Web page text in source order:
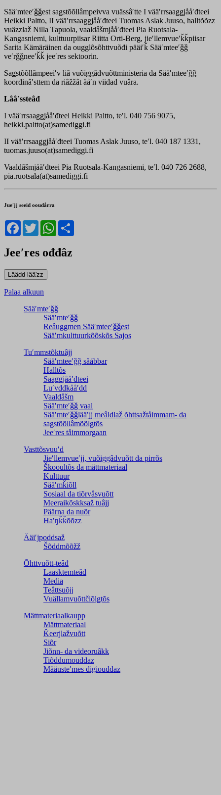
Sääʹmteeʹǧǧest saǥstõõllâmpeivva vuässâʹtte I vääʹrrsaaǥǥjååʹđteei
Heikki Paltto, II vääʹrrsaaǥǥjååʹđteei Tuomas Aslak Juuso, halltõõzz
vuäzzlaž Nilla Tapuola, vaaldâšmjååʹđteei Pia Ruotsala-
Kangasniemi, kulttuurpiisar Riitta Orti-Berg, jieʹllemvueʹǩǩpiisar
Sarita Kämäräinen da ougglõsõhttvuõđi pääiʹǩ Sääʹmteeʹǧǧ
veʹrǧǧneeʹǩǩ jeeʹres sektoorin.
Saǥstõõllâmpeeiʹv liâ vuõiggâdvuõttministeria da Sääʹmteeʹǧǧ
koordinâʹsttem da riâžžât ååʹn viiđad vuâra.
Lââʹssteâđ
I vääʹrrsaaǥǥjååʹđteei Heikki Paltto, teʹl. 040 756 9075,
heikki.paltto(at)samediggi.fi
II vääʹrrsaaǥǥjååʹđteei Tuomas Aslak Juuso, teʹl. 040 187 1331,
tuomas.juuso(at)samediggi.fi
Vaaldâšmjååʹđteei Pia Ruotsala-Kangasniemi, teʹl. 040 726 2688,
pia.ruotsala(at)samediggi.fi
Jueʹjj seeid ooudårra
Facebook
TwitterWhatsApp
Jeeʹres ođđâz
Palaa alkuun
Sääʹmteʹǧǧ
Sääʹmteʹǧǧ
Reâuggmen Sääʹmteeʹǧǧest
Sääʹmkulttuurkõõskõs Sajos
Tuʹmmstõktuâjj
Sääʹmteeʹǧǧ sååbbar
Halltõs
Saaǥǥjååʹđteei
Luʹvddkååʹdd
Vaaldâšm
Sääʹmteʹǧǧ vaal
Sääʹmteʹǧǧlääʹjj meâldlaž õhttsažtåimmam- da
saǥstõõllâmõõlǥtõs
Jeeʹres tåimmorgaan
Vasttõsvuuʹd
Jieʹllemvueʹjj, vuõiggâdvuõtt da pirrõs
Škooultõs da mättmateriaal
Kulttuur
Sääʹmǩiõll
Sosiaal da tiõrvâsvuõtt
Meeraikõskksaž tuâjj
Päärna da nuõr
Haʹŋǩǩõõzz
Ääiʹjpoddsaž
Šõddmõõžž
Õhttvuõtt-teâđ
Laasktemteâđ
Media
Teâttsuõjj
Vuällamvuõttčiõlǥtõs
Mättmateriaalkaupp
Mättmateriaal
Ǩeerjlažvuõtt
Siõr
Jiõnn- da videoruâkk
Tiõddumouddaz
Määusteʹmes digiouddaz